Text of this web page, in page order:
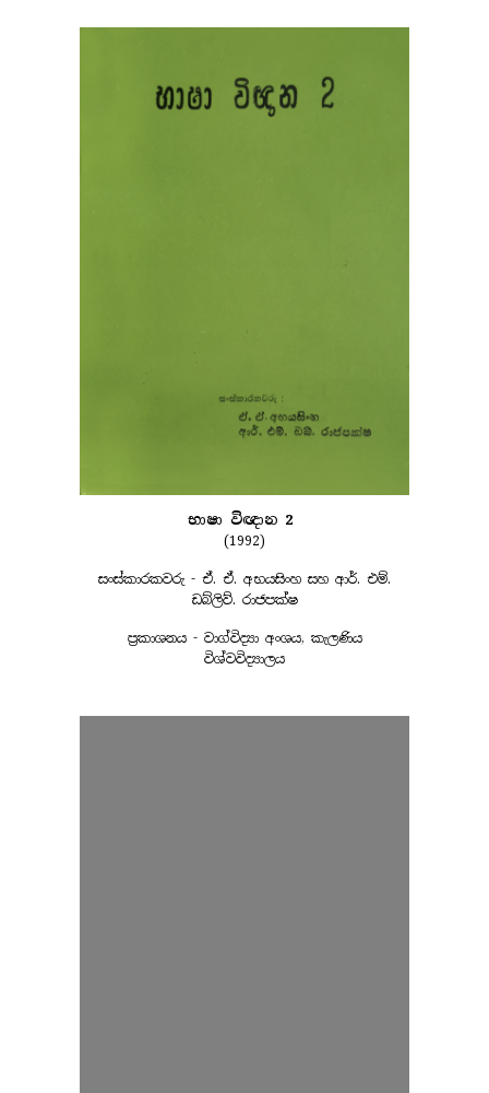
භාෂා විඥාන 2
(1992)
සංස්කාරකවරු - ඒ. ඒ. අභයසිංහ සහ ආර්. එම්.
ඩබ්ලිව්. රාජපක්ෂ
ප්‍රකාශනය - වාග්විද්‍යා අංශය, කැලණිය
විශ්වවිද්‍යාලය